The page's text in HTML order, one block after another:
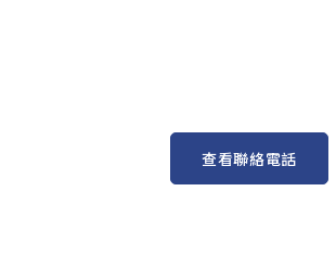
查看聯絡電話